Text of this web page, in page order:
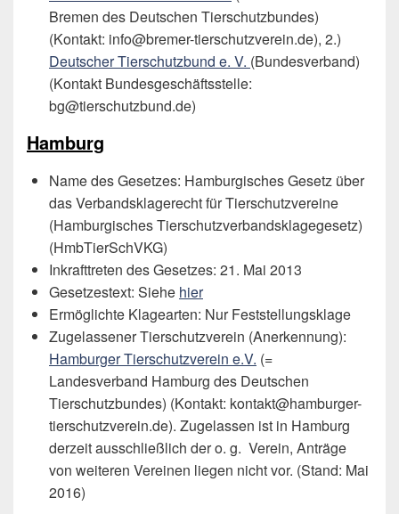
Bremen des Deutschen Tierschutzbundes)
(Kontakt: info@bremer-tierschutzverein.de), 2.)
Deutscher Tierschutzbund e. V. (Bundesverband)
(Kontakt Bundesgeschäftsstelle:
bg@tierschutzbund.de)
Hamburg
Name des Gesetzes: Hamburgisches Gesetz über
das Verbandsklagerecht für Tierschutzvereine
(Hamburgisches Tierschutzverbandsklagegesetz)
(HmbTierSchVKG)
Inkrafttreten des Gesetzes: 21. Mai 2013
Gesetzestext: Siehe hier
Ermöglichte Klagearten: Nur Feststellungsklage
Zugelassener Tierschutzverein (Anerkennung):
Hamburger Tierschutzverein e.V. (=
Landesverband Hamburg des Deutschen
Tierschutzbundes) (Kontakt: kontakt@hamburger-
tierschutzverein.de). Zugelassen ist in Hamburg
derzeit ausschließlich der o. g. Verein, Anträge
von weiteren Vereinen liegen nicht vor. (Stand: Mai
2016)